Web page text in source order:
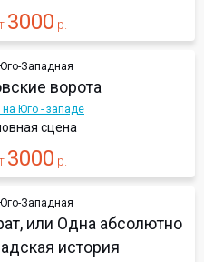
3000 р.
Юго-Западная
ворота
на Юго - западе
сцена
3000 р.
Юго-Западная
или Одна абсолютно
история